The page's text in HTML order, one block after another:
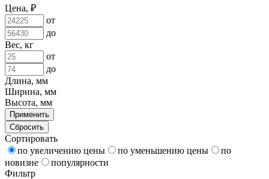
Цена, ₽
от
до
Вес, кг
от
до
Длина, мм
Ширина, мм
Высота, мм
Применить
Сбросить
Сортировать
по увеличению цены
по уменьшению цены
по
новизне
популярности
Фильтр